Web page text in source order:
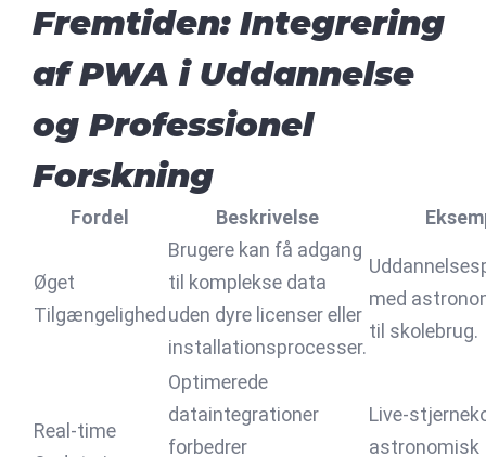
Fremtiden: Integrering
af PWA i Uddannelse
og Professionel
Forskning
Fordel Beskrivelse
Øget
Tilgængelighed
Brugere kan få adgang
til komplekse data
uden dyre licenser eller
installationsprocesser.
med
til skolebrug.
Real-time
Optimerede
dataintegrationer
forbedrer
Live-
astronomisk